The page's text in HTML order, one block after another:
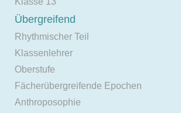
Übergreifend
Rhythmischer Teil
Klassenlehrer
Oberstufe
Fächerübergreifende Epochen
Anthroposophie